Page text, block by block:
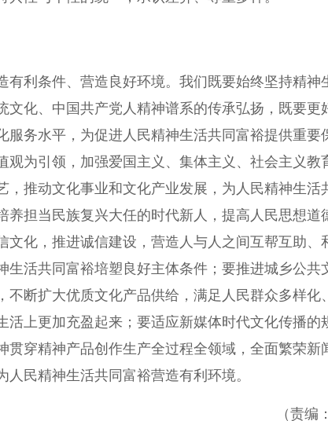
利条件、营造良好环境。我们既要始终坚持精神
文化、中国共产党人精神谱系的传承弘扬，既要更
服务水平，为促进人民精神生活共同富裕提供重要
观为引领，加强爱国主义、集体主义、社会主义教
，推动文化事业和文化产业发展，为人民精神生活
养担当民族复兴大任的时代新人，提高人民思想道
文化，推进诚信建设，营造人与人之间互帮互助、
生活共同富裕培塑良好主体条件；要推进城乡公共
断扩大优质文化产品供给，满足人民群众多样化
活上更加充盈起来；要适应新媒体时代文化传播的
贯穿精神产品创作生产全过程全领域，全面繁荣新
民精神生活共同富裕营造有利环境。
（责编